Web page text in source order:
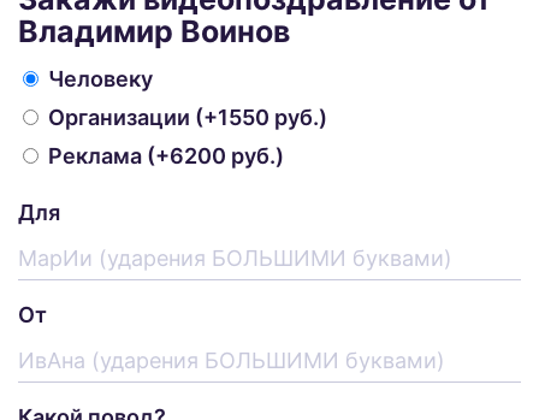
Владимир Воинов
Человеку
Организации (+1550 руб.)
Реклама (+6200 руб.)
Для
От